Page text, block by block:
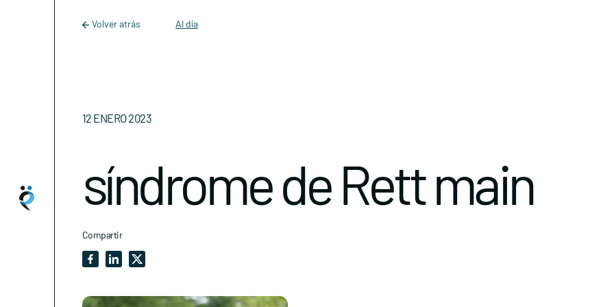
Main Navigation
Volver atrás Al día
12 ENERO 2023
síndrome de Rett main
Compartir